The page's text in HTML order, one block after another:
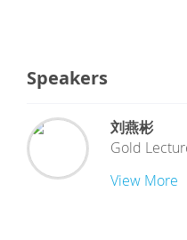
Speakers
刘燕彬
Gold
View More